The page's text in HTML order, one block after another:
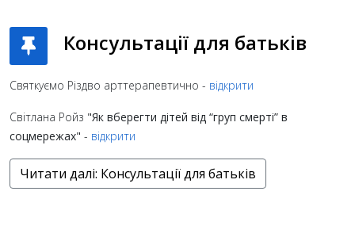
Консультації для батьків
Святкуємо Різдво арттерапевтично - відкрити
Світлана Ройз "Як вберегти дітей від “груп смерті” в
соцмережах" - відкрити
Читати далі: Консультації для батьків